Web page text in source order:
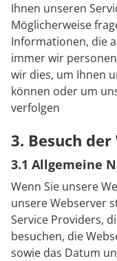
Ihnen unseren
Möglicherweise
Informationen, die
immer wir
wir dies, um Ihnen
können oder um
verfolgen
3. Besuch
3.1 Allgemeine
Wenn Sie unsere
unsere Webserver
Service Providers,
besuchen, die
sowie das Datum